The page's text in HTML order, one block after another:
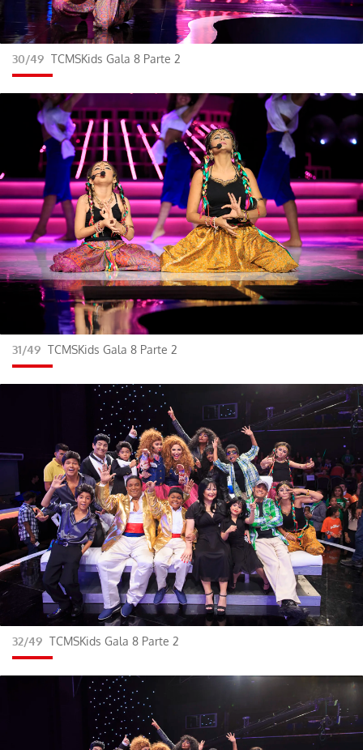
30/49 TCMSKids Gala 8 Parte 2
31/49 TCMSKids Gala 8 Parte 2
32/49 TCMSKids Gala 8 Parte 2